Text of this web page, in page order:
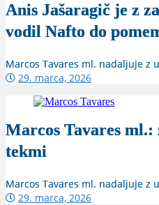
Anis Jašaragič je z
vodil Nafto do
Marcos Tavares ml. nadaljuje z
29. marca, 2026
Marcos Tavares ml.:
tekmi
Marcos Tavares ml. nadaljuje z
29. marca, 2026